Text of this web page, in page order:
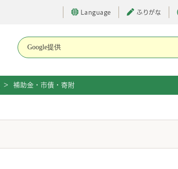
Language ふりがな
> 補助金・市債・寄附